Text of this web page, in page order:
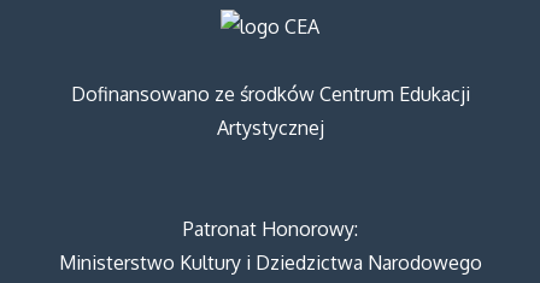
Dofinansowano ze środków Centrum Edukacji
Artystycznej
Patronat Honorowy:
Ministerstwo Kultury i Dziedzictwa Narodowego